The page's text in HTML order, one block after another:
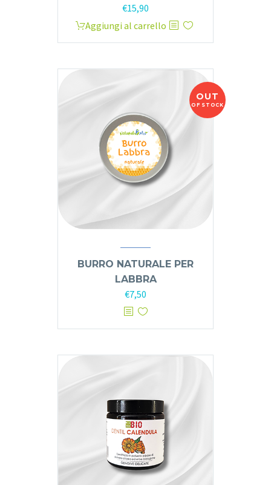
€15,90
Aggiungi al carrello
OUT
OF STOCK
BURRO NATURALE PER
LABBRA
€7,50